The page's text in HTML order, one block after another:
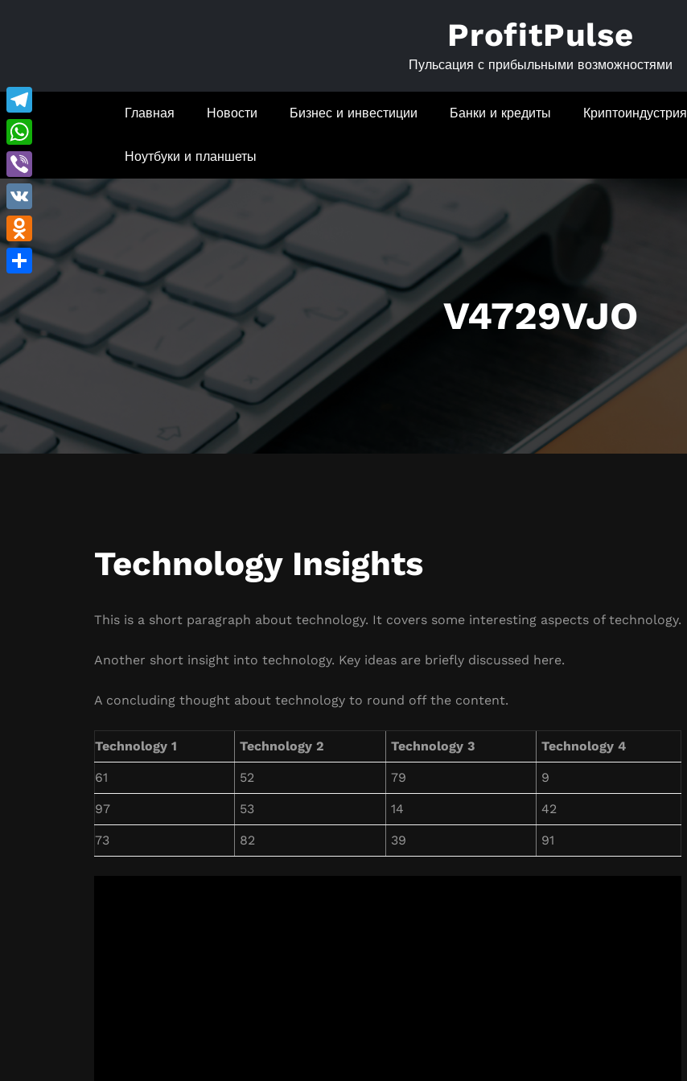
ProfitPulse
Пульсация с прибыльными возможностями
Главная Новости Бизнес и инвестиции Банки и кредиты Криптоиндустрия
Ноутбуки и планшеты
V4729VJO
Technology Insights
This is a short paragraph about technology. It covers some interesting aspects of technology.
Another short insight into technology. Key ideas are briefly discussed here.
A concluding thought about technology to round off the content.
Technology 1 Technology 2 Technology 3 Technology 4
61 52 79 9
97 53 14 42
73 82 39 91
Telegram
WhatsApp
Viber
VK
Odnoklassniki
Отправить